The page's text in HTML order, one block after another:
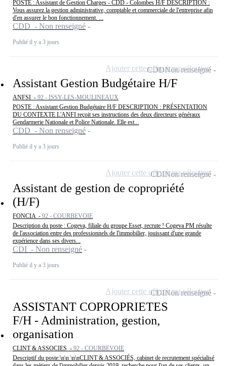
POSTE : Assistant de Gestion Charges - CDD - Colombes H/F DESCRIPTION :
Vous assurez la gestion administrative, comptable et commerciale de l'entreprise afin
d'en assurer le bon fonctionnement. ...
CDD - Non renseigné
Publié il y a 3 jours
Assistant Gestion Budgétaire H/F
ANFSI - 92 - ISSY-LES-MOULINEAUX
POSTE : Assistant Gestion Budgétaire H/F DESCRIPTION : PRÉSENTATION
DU CONTEXTE L'ANFI reçoit ses instructions des deux directeurs généraux
Gendarmerie Nationale et Police Nationale. Elle est...
CDD - Non renseigné
Publié il y a 3 jours
CDDNon renseigné
Ajouter cette offre à ma sélection
Assistant de gestion de copropriété
(H/F)
FONCIA - 92 - COURBEVOIE
Description du poste : Cogeva, filiale du groupe Esset, recrute ! Cogeva PM résulte
de l'association entre des professionnels de l'immobilier, jouissant d'une grande
expérience dans ses divers...
CDI - Non renseigné
Publié il y a 3 jours
CDINon renseigné
Ajouter cette offre à ma sélection
ASSISTANT COPROPRIETES
F/H - Administration, gestion,
organisation
CLINT & ASSOCIES - 92 - COURBEVOIE
Descriptif du poste:\n\n \n\nCLINT & ASSOCIÉS, cabinet de recrutement spécialisé
CDINon renseigné
Ajouter cette offre à ma sélection